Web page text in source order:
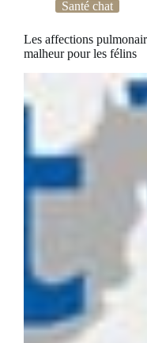
Santé chat
Les affections
malheur pour les félins